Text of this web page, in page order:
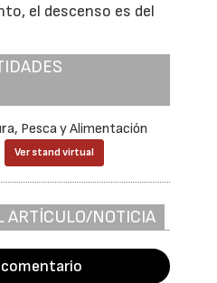
el descenso es del
Pesca y Alimentación
Ver stand virtual
ARTÍCULO/NOTICIA
comentario